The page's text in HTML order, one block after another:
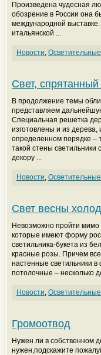
Произведена чудесная
обозрение в России она
международной
итальянской ...
Новости,
Свет,
В продолжение темы
представляем
Специальная решетка
изготовлены и из
определенном порядке –
такой стены
декору ...
Новости,
Свет весны
Невозможно пройти мимо
которые имеют форму
светильника-букета из
красные розы. Причем
настенные светильники
потолочные – несколько
Новости,
Громоотвод
Нужен ли в собственном
нужен,подскажите